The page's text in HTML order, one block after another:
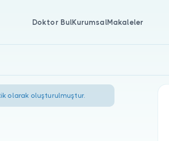
Doktor BulKurumsalMakaleler
olarak oluşturulmuştur.